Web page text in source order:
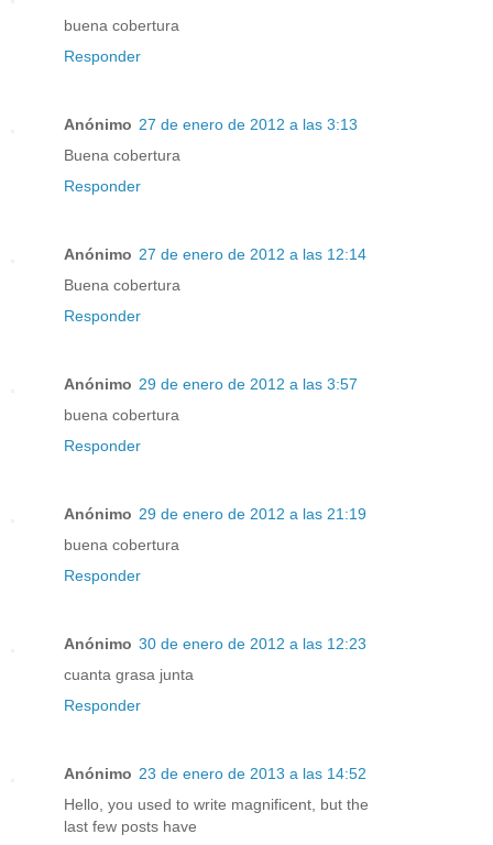
buena cobertura
Responder
Anónimo 27 de enero de 2012 a las 3:13
Buena cobertura
Responder
Anónimo 27 de enero de 2012 a las 12:14
Buena cobertura
Responder
Anónimo 29 de enero de 2012 a las 3:57
buena cobertura
Responder
Anónimo 29 de enero de 2012 a las 21:19
buena cobertura
Responder
Anónimo 30 de enero de 2012 a las 12:23
cuanta grasa junta
Responder
Anónimo 23 de enero de 2013 a las 14:52
Hello, you used to write magnificent, but the
last few posts have